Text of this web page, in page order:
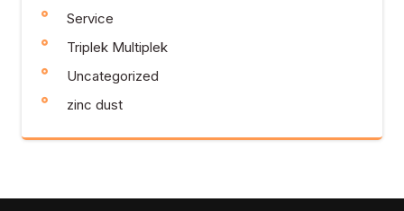
Service
Triplek Multiplek
Uncategorized
zinc dust